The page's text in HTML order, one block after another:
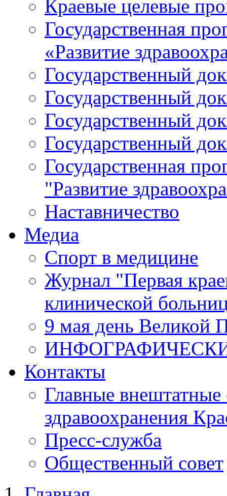
Краевые целевые
Государственная
«Развитие
Государственный
Государственный
Государственный
Государственный
Государственная
"Развитие
Наставничество
Медиа
Спорт в медицине
Журнал "Первая
клинической
9 мая день Великой
Контакты
Главные внештатные
здравоохранения
Пресс-служба
Общественный совет